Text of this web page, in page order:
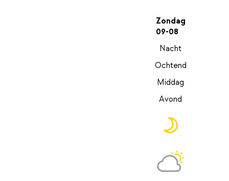
Zondag
09-08
Nacht
Ochtend
Middag
Avond